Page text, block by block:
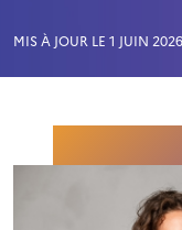
MIS À JOUR LE 1 JUIN 2026